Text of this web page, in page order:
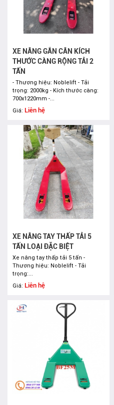
XE NÂNG GẮN CÂN KÍCH
THƯỚC CÀNG RỘNG TẢI 2
TẤN
- Thương hiệu: Noblelift - Tải
trọng: 2000kg - Kích thước càng:
700x1220mm -...
Giá: Liên hệ
XE NÂNG TAY THẤP TẢI 5
TẤN LOẠI ĐẶC BIỆT
Xe nâng tay thấp tải 5 tấn -
Thương hiệu: Noblelift - Tải
trọng:...
Giá: Liên hệ